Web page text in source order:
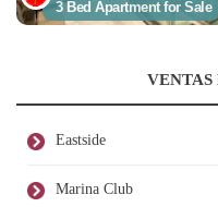
3 Bed Apartment for Sale
Eastside
Marina Club